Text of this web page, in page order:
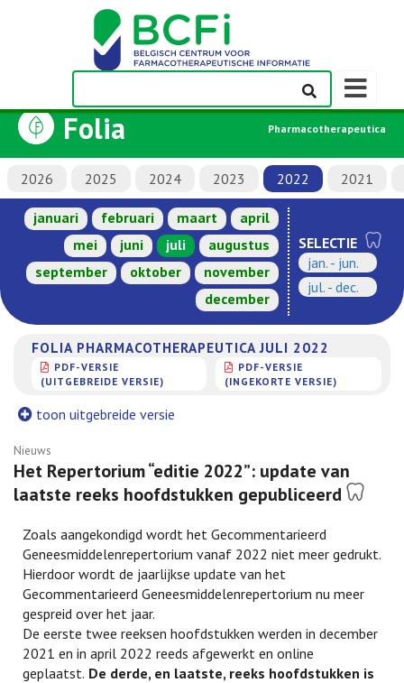
Folia Pharmacotherapeutica
2026 2025 2024 2023 2022 2021
januari februari maart
april
mei
juni juli
augustus
september
oktober
november
december
SELECTIE
jan. - jun.
jul. - dec.
FOLIA PHARMACOTHERAPEUTICA JULI 2022
PDF-VERSIE
(UITGEBREIDE VERSIE)
PDF-VERSIE
(INGEKORTE VERSIE)
toon uitgebreide versie
Nieuws
Het Repertorium “editie 2022”: update van
laatste reeks hoofdstukken gepubliceerd
Zoals aangekondigd wordt het Gecommentarieerd
Geneesmiddelenrepertorium vanaf 2022 niet meer gedrukt.
Hierdoor wordt de jaarlijkse update van het
Gecommentarieerd Geneesmiddelenrepertorium nu meer
gespreid over het jaar.
De eerste twee reeksen hoofdstukken werden in december
2021 en in april 2022 reeds afgewerkt en online
geplaatst. De derde, en laatste, reeks hoofdstukken is